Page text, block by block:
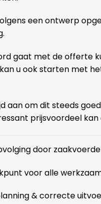
een ontwerp
gaat met de offerte
u ook starten met
aan om dit steeds
prijsvoordeel kan
door
voor alle
& correcte